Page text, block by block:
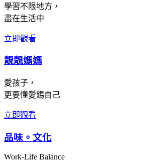
學習不限地方，
盡在生活中
立即觀看
靚靚媽媽
愛孩子，
更要懂愛錫自己
立即觀看
品味。文化
Work-Life Balance